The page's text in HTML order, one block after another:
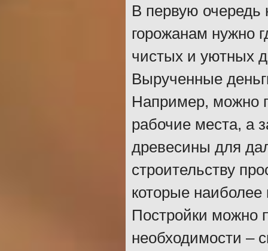
В первую очередь
горожанам нужно
чистых и уютных
Вырученные
Например, можно
рабочие места, а
древесины для
строительству
которые наиболее
Постройки можно
необходимости –